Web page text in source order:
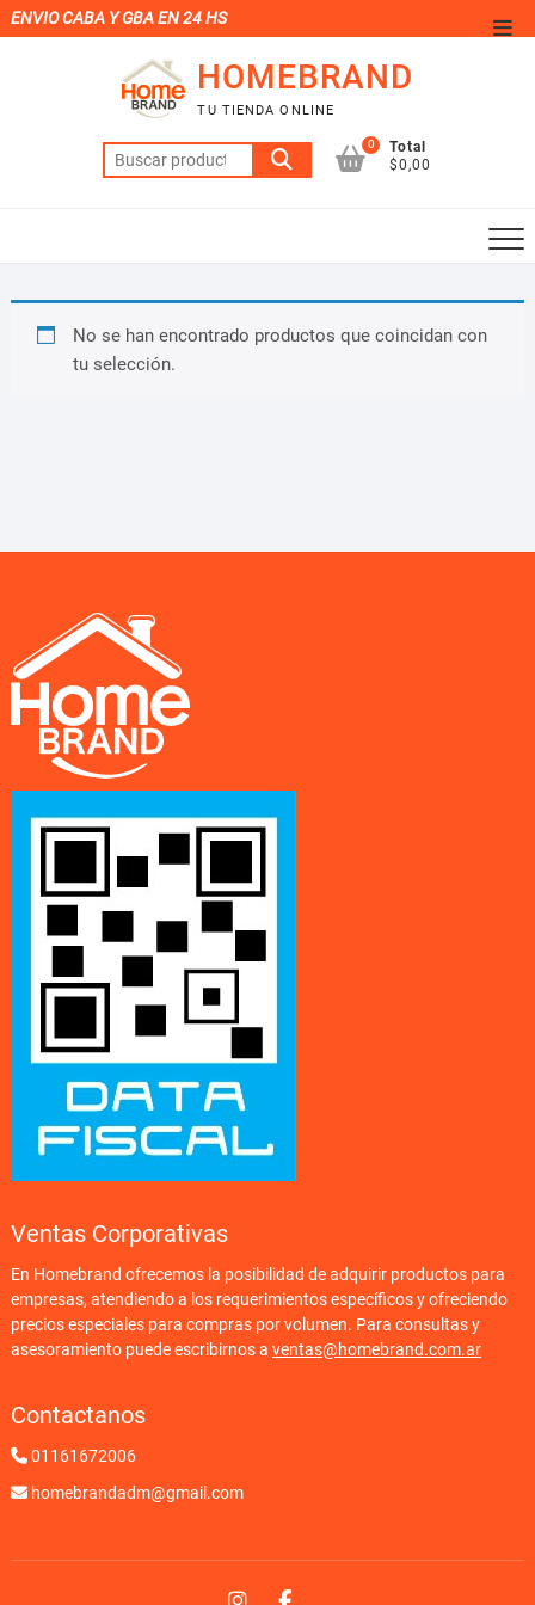
Saltar
al
ENVIO CABA Y GBA EN 24 HS
HOMEBRAND
TU TIENDA ONLINE
Buscar
por:
0
Total
$0,00
No se han encontrado productos que coincidan con
tu selección.
Ventas Corporativas
En Homebrand ofrecemos la posibilidad de adquirir productos para
empresas, atendiendo a los requerimientos específicos y ofreciendo
precios especiales para compras por volumen. Para consultas y
asesoramiento puede escribirnos a ventas@homebrand.com.ar
Contactanos
01161672006
homebrandadm@gmail.com
Instagram
Facebook